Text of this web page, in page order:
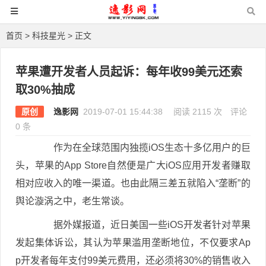
首页 > 科技星光 > 正文
苹果遭开发者人员起诉：每年收99美元还索
取30%抽成
原创 逸影网 2019-07-01 15:44:38 阅读 2115 次
评论
0 条
作为在全球范围内独揽iOS生态十多亿用户的巨
头，苹果的App Store自然便是广大iOS应用开发者赚取
相对应收入的唯一渠道。也由此隔三差五就陷入“垄断”的
舆论漩涡之中，老生常谈。
据外媒报道，近日美国一些iOS开发者针对苹果
发起集体诉讼，其认为苹果滥用垄断地位，不仅要求Ap
p开发者每年支付99美元费用，还必须将30%的销售收入